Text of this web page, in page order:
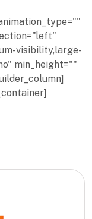
visibility,large-
min_height=""